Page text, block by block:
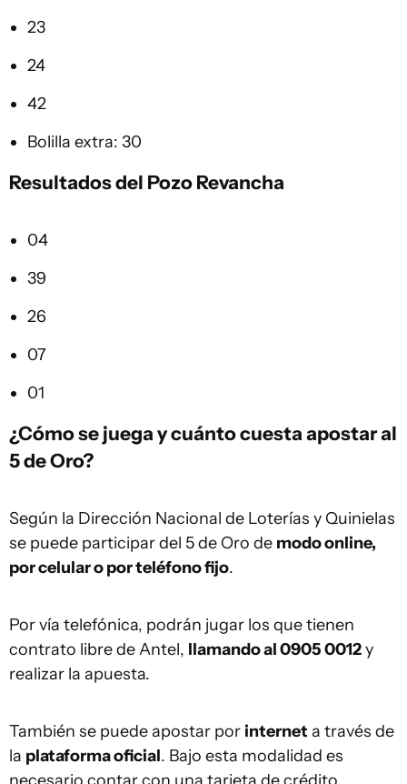
23
24
42
Bolilla extra: 30
Resultados del Pozo Revancha
04
39
26
07
01
¿Cómo se juega y cuánto cuesta apostar al
5 de Oro?
Según la Dirección Nacional de Loterías y Quinielas
se puede participar del 5 de Oro de modo online,
por celular o por teléfono fijo.
Por vía telefónica, podrán jugar los que tienen
contrato libre de Antel, llamando al 0905 0012y
realizar la apuesta.
También se puede apostar por internet a través de
la plataforma oficial. Bajo esta modalidad es